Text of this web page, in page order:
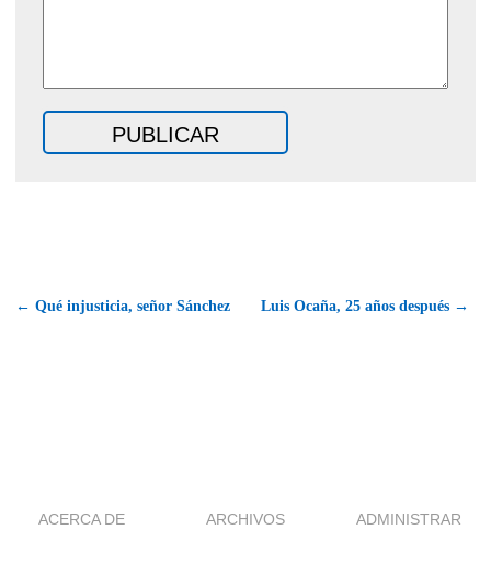
← Qué injusticia, señor Sánchez Luis Ocaña, 25 años después →
ACERCA DE ARCHIVOS ADMINISTRAR